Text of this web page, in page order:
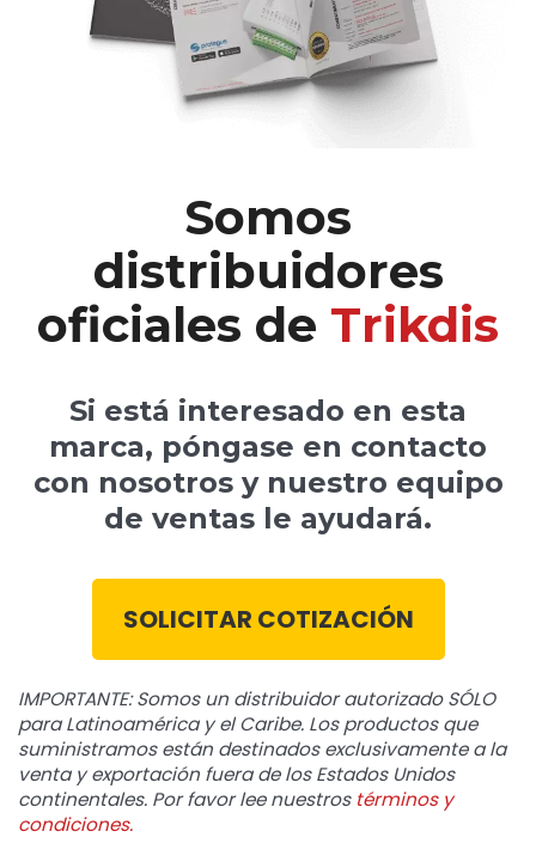
Somos
distribuidores
oficiales de Trikdis
Si está interesado en esta
marca, póngase en contacto
con nosotros y nuestro equipo
de ventas le ayudará.
SOLICITAR COTIZACIÓN
IMPORTANTE: Somos un distribuidor autorizado SÓLO
para Latinoamérica y el Caribe. Los productos que
suministramos están destinados exclusivamente a la
venta y exportación fuera de los Estados Unidos
continentales. Por favor lee nuestros términos y
condiciones.